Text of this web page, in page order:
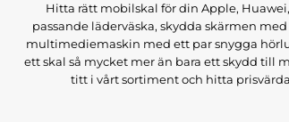
Hitta rätt mobilskal för din Apple,
passande läderväska, skydda skärmen
multimediemaskin med ett par snygga
ett skal så mycket mer än bara ett skydd till
titt i vårt sortiment och hitta